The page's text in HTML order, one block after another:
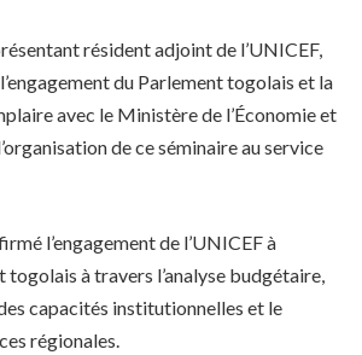
résident adjoint de l’UNICEF,
du Parlement togolais et la
avec le Ministère de l’Économie et
de ce séminaire au service
l’engagement de l’UNICEF à
togolais à travers l’analyse budgétaire,
capacités institutionnelles et le
régionales.